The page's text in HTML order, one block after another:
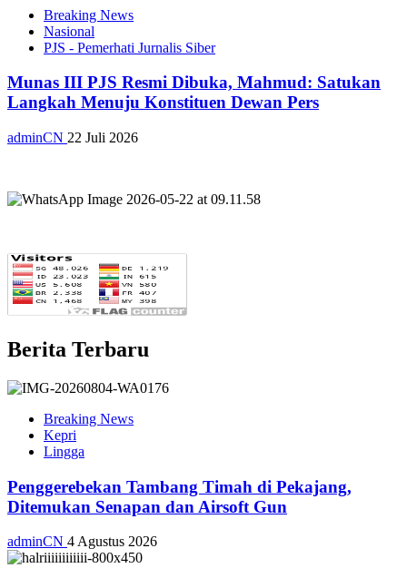
Breaking News
Nasional
PJS - Pemerhati Jurnalis Siber
Munas III PJS Resmi Dibuka, Mahmud: Satukan
Langkah Menuju Konstituen Dewan Pers
adminCN 22 Juli 2026
Berita Terbaru
Breaking News
Kepri
Lingga
Penggerebekan Tambang Timah di Pekajang,
Ditemukan Senapan dan Airsoft Gun
adminCN 4 Agustus 2026